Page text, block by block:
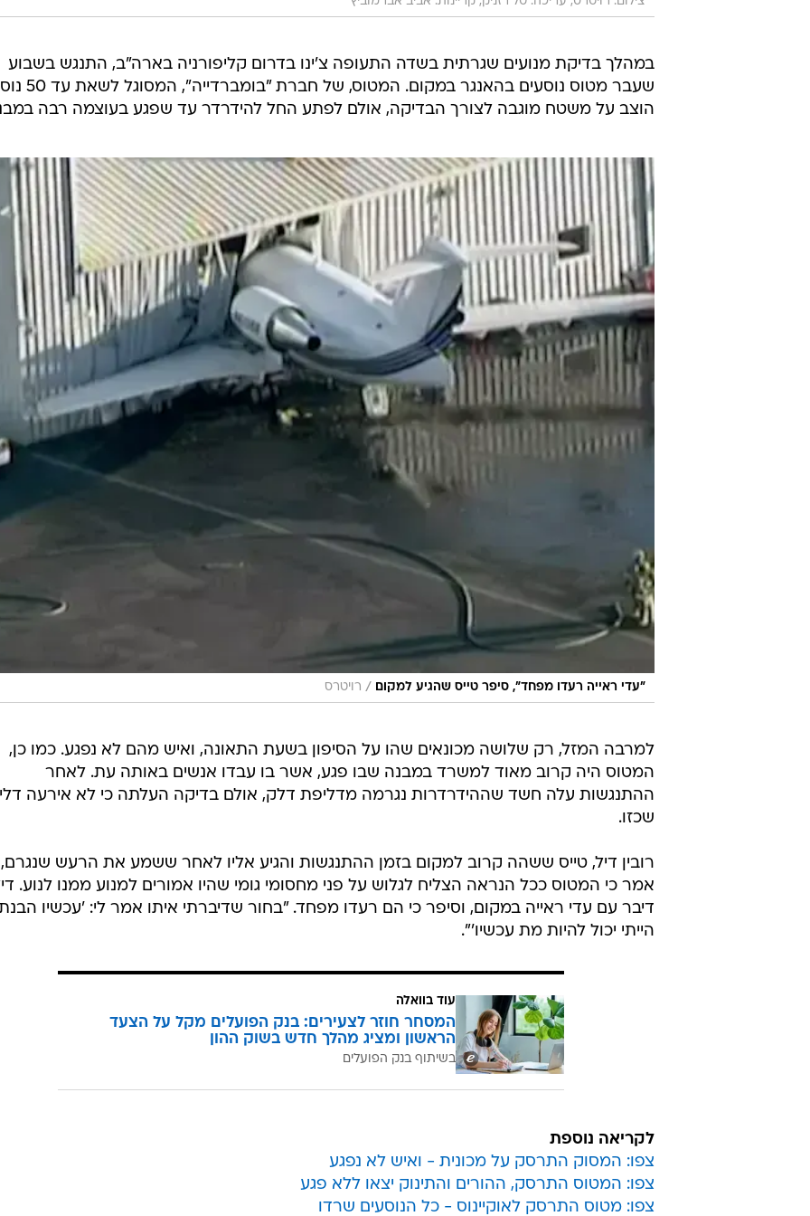
במהלך בדיקת מנועים שגרתית בשדה התעופה צ'ינו בדרום קליפורניה בארה"ב, התנגש בשבוע
שעבר מטוס נוסעים בהאנגר
הוצב על משטח מוגבה לצורך הבדיקה, אולם לפתע החל להידרדר עד שפגע בעוצמה רבה
"עדי ראייה רעדו מפחד", סיפר טייס שהגיע למקום / רויטרס
למרבה המזל, רק שלושה מכונאים שהו על הסיפון בשעת התאונה, ואיש מהם לא נפגע. כמו כן,
המטוס היה קרוב מאוד למשרד במבנה שבו פגע, אשר בו עבדו אנשים באותה עת. לאחר
ההתנגשות עלה חשד שההידרדרות נגרמה מדליפת דלק, אולם בדיקה העלתה כי לא אירעה
שכזו.
רובין דיל, טייס ששהה קרוב למקום בזמן ההתנגשות והגיע אליו לאחר ששמע את הרעש שנגרם,
אמר כי המטוס ככל הנראה הצליח לגלוש על פני מחסומי גומי שהיו אמורים למנוע ממנו לנוע.
דיבר עם עדי ראייה במקום, וסיפר כי הם רעדו מפחד. "בחור שדיברתי איתו אמר לי: 'עכשיו
הייתי יכול להיות מת עכשיו'".
עוד בוואלה
המסחר חוזר לצעירים: בנק הפועלים מקל על הצעד
הראשון ומציג מהלך חדש בשוק ההון
בשיתוף בנק הפועלים
לקריאה נוספת
צפו: המסוק התרסק על מכונית - ואיש לא נפגע
צפו: המטוס התרסק, ההורים והתינוק יצאו ללא פגע
צפו: מטוס התרסק לאוקיינוס - כל הנוסעים שרדו